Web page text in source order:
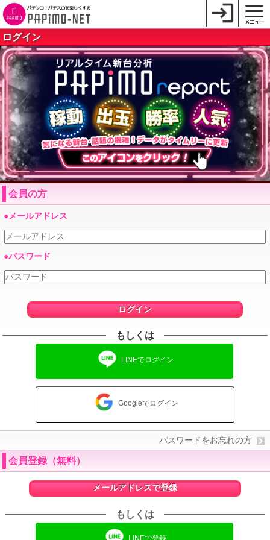
ログイン
会員の方
●メールアドレス
●パスワード
ログイン
もしくは
LINEでログイン
Googleでログイン
パスワードをお忘れの方
会員登録（無料）
メールアドレスで登録
もしくは